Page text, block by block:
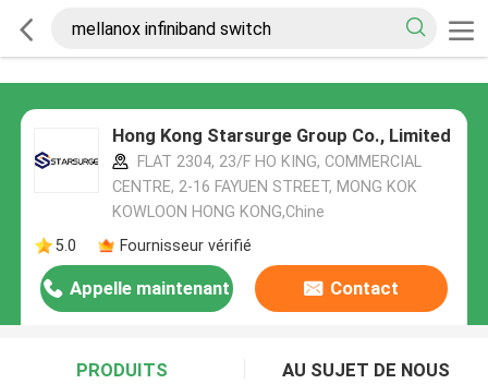
Hong Kong Starsurge Group Co., Limited
FLAT 2304, 23/F HO KING, COMMERCIAL
CENTRE, 2-16 FAYUEN STREET, MONG KOK
KOWLOON HONG KONG,Chine
5.0
Fournisseur vérifié
Appelle maintenant Contact
PRODUITS AU SUJET DE NOUS